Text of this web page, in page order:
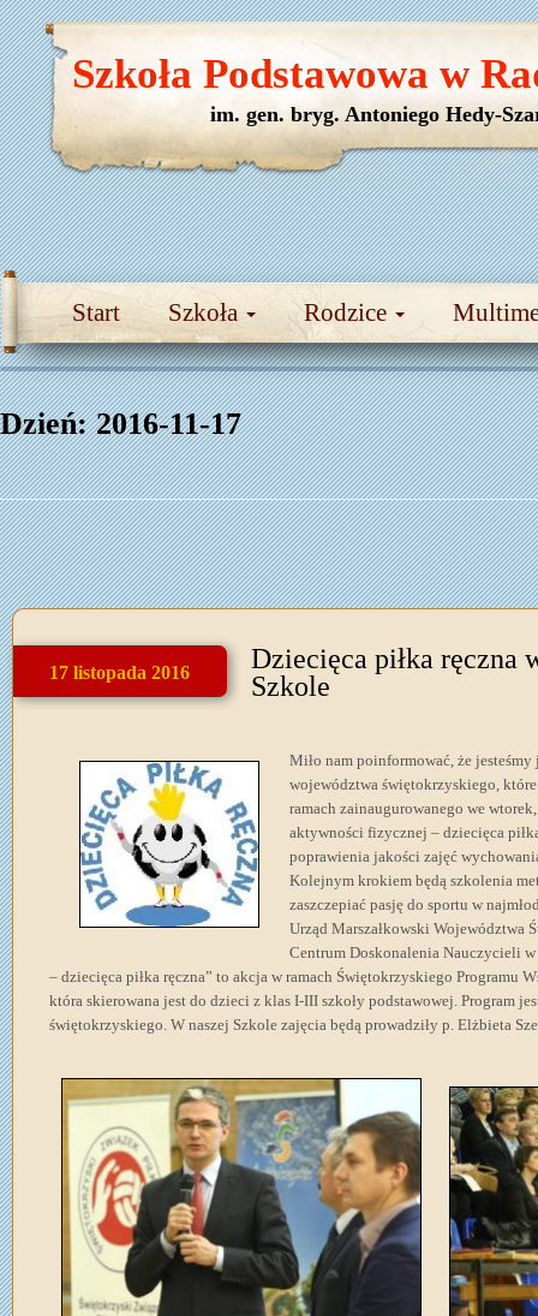
Start Szkoła Rodzice
Szkoła Podstawowa w
im. gen. bryg. Antoniego Hedy-
Dzień:2016-11-17
17 listopada 2016
Dziecięca piłka ręczna
Szkole
Miło nam poinformować, że
województwa świętokrzyskiego,
ramach zainaugurowanego we
aktywności fizycznej – dziecięca
poprawienia jakości zajęć
Kolejnym krokiem będą szkolenia
zaszczepiać pasję do sportu w
Urząd Marszałkowski Województwa
Centrum Doskonalenia Nauczycieli
– dziecięca piłka ręczna” to akcja w ramach Świętokrzyskiego Programu
która skierowana jest do dzieci z klas I-III szkoły podstawowej. Program
świętokrzyskiego. W naszej Szkole zajęcia będą prowadziły p. Elżbieta